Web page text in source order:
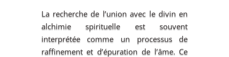
La recherche de l’union avec le divin en
alchimie spirituelle est souvent
interprétée comme un processus de
raffinement et d’épuration de l’âme. Ce